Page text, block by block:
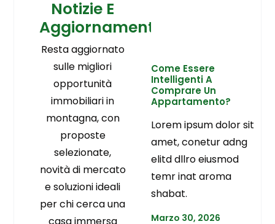
Notizie E
Aggiornamenti
Resta aggiornato
sulle migliori
opportunità
immobiliari in
montagna, con
proposte
selezionate,
novità di mercato
e soluzioni ideali
per chi cerca una
Come Essere
Intelligenti A
Comprare Un
Appartamento?
Lorem ipsum dolor sit
amet, conetur adng
elitd dllro eiusmod
temr inat aroma
shabat.
Marzo 30, 2026